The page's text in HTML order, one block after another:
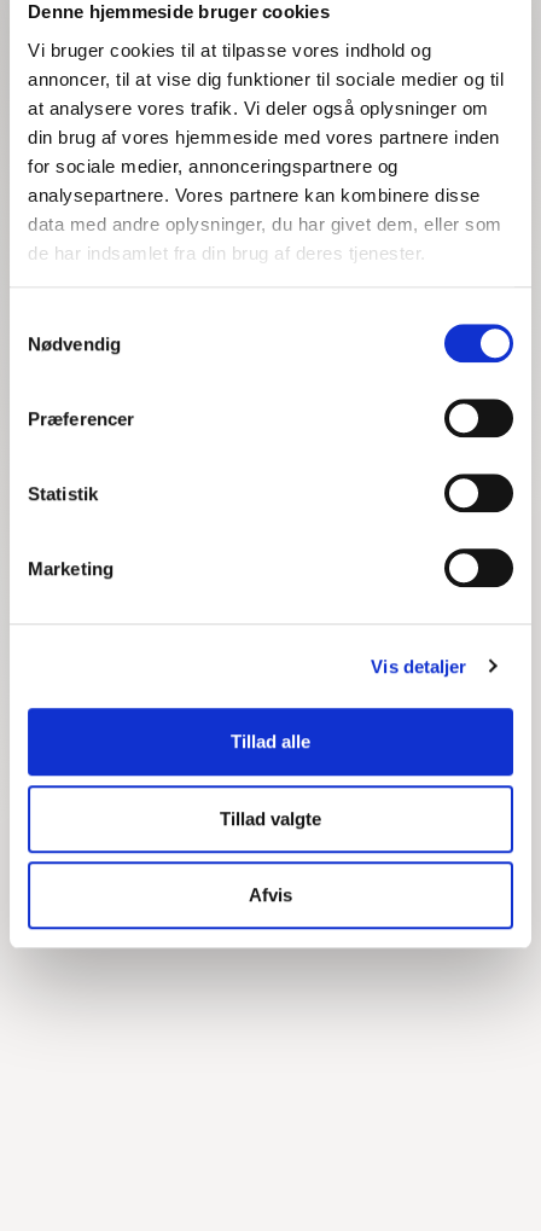
Denne hjemmeside bruger cookies
Vi bruger cookies til at tilpasse vores indhold og
annoncer, til at vise dig funktioner til sociale medier og til
at analysere vores trafik. Vi deler også oplysninger om
din brug af vores hjemmeside med vores partnere inden
for sociale medier, annonceringspartnere og
analysepartnere. Vores partnere kan kombinere disse
data med andre oplysninger, du har givet dem, eller som
de har indsamlet fra din brug af deres tjenester.
Nødvendig
Præferencer
Statistik
Marketing
Vis detaljer
Tillad alle
Tillad valgte
Afvis
Vi hjælper jer med at
stå stærkere og arbejde
mod samme mål